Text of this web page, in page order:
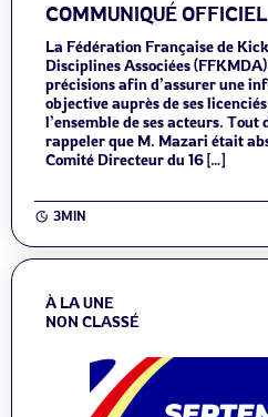
COMMUNIQUÉ
La Fédération Française de
Disciplines Associées
précisions afin d’assurer une
objective auprès de ses
l’ensemble de ses acteurs. Tout
rappeler que M. Mazari était
Comité Directeur du 16 […]
3MIN
À LA UNE
NON CLASSÉ